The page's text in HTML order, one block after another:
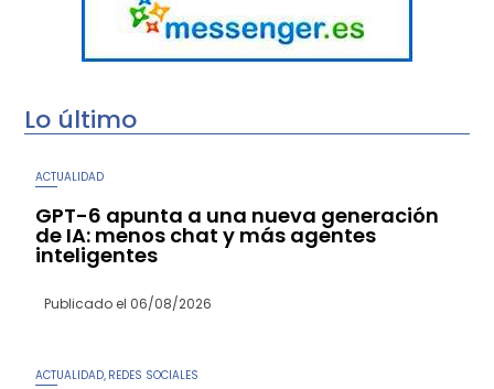
Lo último
ACTUALIDAD
GPT-6 apunta a una nueva generación
de IA: menos chat y más agentes
inteligentes
Publicado el 06/08/2026
ACTUALIDAD REDES SOCIALES